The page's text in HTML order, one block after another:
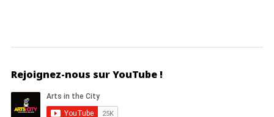
Rejoignez-nous sur YouTube !